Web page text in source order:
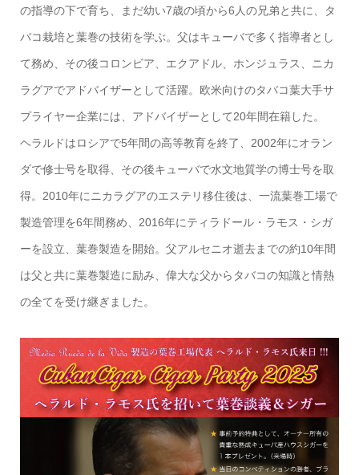
の指導の下で育ち、まだ幼い7歳の頃から6人の兄弟と共に、タ
バコ栽培と葉巻の技術を学ぶ。父はキューバで多く指導者とし
て務め、その後コロンビア、エクアドル、ホンジュラス、ニカ
ラグアでアドバイザーとして活躍。欧米向けのタバコ葉大手サ
プライヤー企業には、アドバイザーとして20年間在籍した。
ヘラルドはロシアで5年間の高等教育を終了、2002年にオラン
ダで修士号を取得、その後キューバで水文地質学の博士号を取
得。2010年にニカラグアのエステリ移住後は、一流葉巻工場で
製造管理を6年間務め、2016年にティラドール・ラモス・シガ
ーを設立、葉巻製造を開始。父アルセニオ逝去までの約10年間
は父と共に葉巻製造に励み、偉大な父からタバコの知識と情熱
の全てを受け継ぎました。